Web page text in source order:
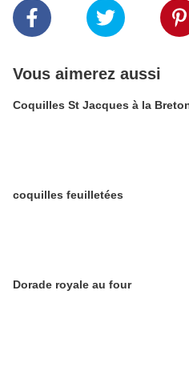
Vous aimerez aussi
Coquilles St Jacques à la
coquilles feuilletées
Dorade royale au four